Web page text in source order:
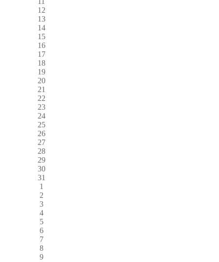
12
13
14
15
16
17
18
19
20
21
22
23
24
25
26
27
28
29
30
31
1
2
3
4
5
6
7
8
9